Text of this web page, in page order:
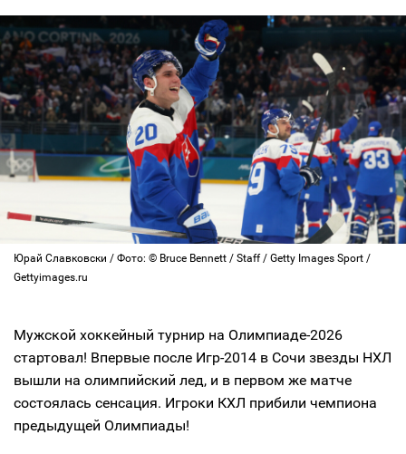
Юрай Славковски / Фото: © Bruce Bennett / Staff / Getty Images Sport /
Gettyimages.ru
Мужской хоккейный турнир на Олимпиаде-2026
стартовал! Впервые после Игр-2014 в Сочи звезды НХЛ
вышли на олимпийский лед, и в первом же матче
состоялась сенсация. Игроки КХЛ прибили чемпиона
предыдущей Олимпиады!